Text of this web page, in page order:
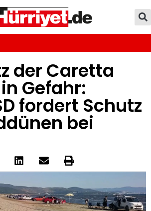
der Caretta
Gefahr:
fordert Schutz
bei